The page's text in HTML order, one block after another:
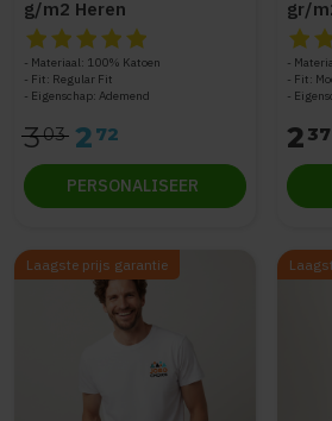
g/m2 Heren
De beoordeling van dit product is4.9
Materiaal: 100% Katoen
Fit: Regular Fit
Eigenschap: Ademend
303 2 72
PERSONALISEER
gr/
De
Fit:
2 37
Laagste prijs garantie